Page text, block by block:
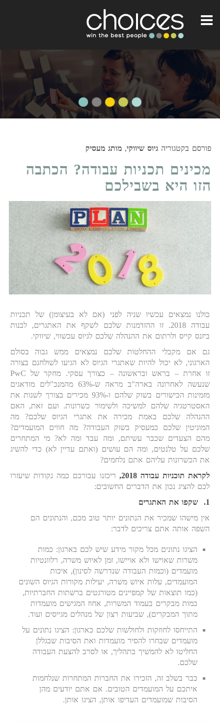
פורסם בקטגוריה גיוס שיווקי, מותג מעסיק
מכינים תכניות עבודה? הכתבה
הזו היא בשבילכם
כולנו נמצאים עכשיו שניה לפני (אם לא בעיצומן) של תכניות
עבודה 2018. זו ההזדמנות שלכם לשקף את האתגרים, לבנות
ביזנס קייס ולרתום את ההנהלה שלכם לגיוס עכשווי, שיווקי.
גם אם מקבלי ההחלטות שלכם נמצאים ממש גבוה בסולם
הארגוני, לא יכול להיות שאתגרי הגיוס לא הגיעו לשולחנם בצורה
זו אחרת – בראש ובראשונה – כצורך עסקי. מחקר של PwC
שנעשה לאחרונה בארה"ב מראה ש-63% מהמנכ"לים מודאגים
מזמינות הכישורים בשוק שלהם ו-93% מכירים בצורך לשנות את
האסטרטגיה שלהם למשיכה ולשימור כשרונות. ועם זאת, האם
ההנהלה שלכם באמת מכירה את אתגרי הגיוס שלכם? מה
המוניטין שלכם כמעסיק בשוק העבודה? מה חווים המועמדים?
מהם הצעדים שכבר עשיתם, ומה עבד ומה לא? מי המתחרים
שלכם על טלנטים, ומה הם עושים (ואתם עדיין לא) כדי להשיג
את הכשרונות עליהם אתם נלחמים?
לקראת תוכניות עבודה 2018,
ריכזנו עבורכם כמה נקודות שיעזרו
לכם להציג נכון את הדברים החשובים:
1. שקפו את האתגרים
אין מישהו שמכיר את הנתונים יותר טוב מכם, והנתונים הם
השפה אותה אתם צריכים לדבר:
הציגו נתונים מכל מקור מידע שיש לכם בארגון: כמות
משרות שאוישו ולא אויישו, זמן לאיוש משרה, רלוונטיות
מועמדים (וכמות העבודה שנדרשה לסינון), איכות
המועמדים, עלות איוש משרה, יעילות מקורות הגיוס השונים
(כמו תוצאות של קמפיינים מטורגטים ברשתות החברתיות,
כמות מבקרים בעמוד המשרות, אחוז המגישים מועמדות
מתוך המבקרים), שביעות רצון של מנהלים מגייסים ועוד.
התייחסו לחוזקות ולחולשות שלכם כארגון: הציגו נתונים על
מועמדים שבחרו להסיר מועמדות ואת הסיבות שבגללן
החליטו לא להמשיך בתהליך, או לסרב להצעת העבודה
שלכם.
כבר בשלב זה, הזכירו את החברות המתחרות שנלחמות
איתכם על המועמדים הטובים. אם אתם יודעים מהן
הסיבות שמועמדים העדיפו אותן, הציגו אותן.